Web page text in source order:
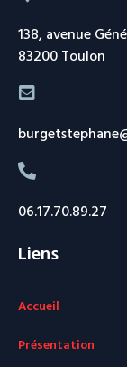
138, avenue
83200 Toulon
06.17.70.89.27
Liens
Accueil
Présentation